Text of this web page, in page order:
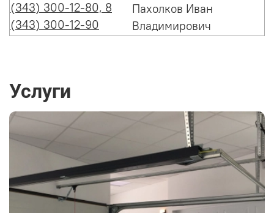
(343) 300-12-80, 8
(343) 300-12-90
Пахолков Иван
Владимирович
Услуги